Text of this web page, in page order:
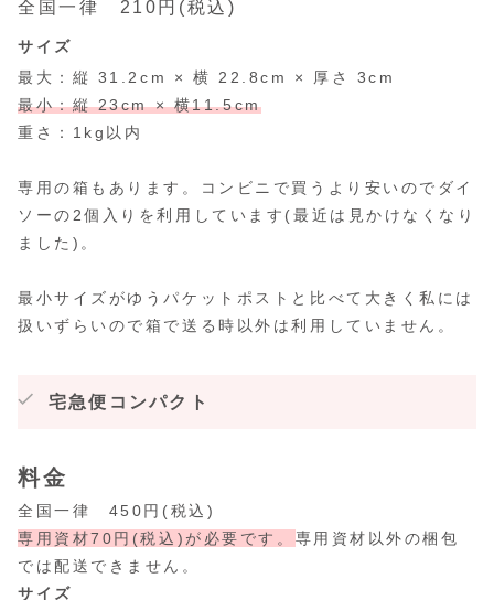
全国一律 210円(税込)
サイズ
最大：縦 31.2cm × 横 22.8cm × 厚さ 3cm
最小：縦 23cm × 横11.5cm
重さ：1kg以内
専用の箱もあります。コンビニで買うより安いのでダイ
ソーの2個入りを利用しています(最近は見かけなくなり
ました)。
最小サイズがゆうパケットポストと比べて大きく私には
扱いずらいので箱で送る時以外は利用していません。
宅急便コンパクト
料金
全国一律 450円(税込)
専用資材70円(税込)が必要です。 専用資材以外の梱包
では配送できません。
サイズ